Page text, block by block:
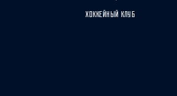
ХОККЕЙНЫЙ КЛУБ